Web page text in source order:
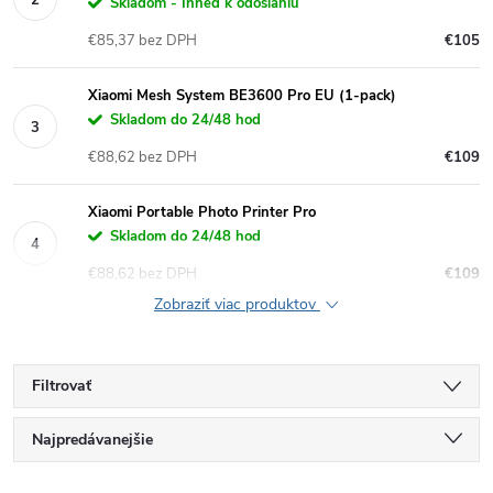
€105
€85,37 bez DPH
Xiaomi Mesh System BE3600 Pro EU (1-pack)
Skladom do 24/48 hod
€109
€88,62 bez DPH
Xiaomi Portable Photo Printer Pro
Skladom do 24/48 hod
€109
€88,62 bez DPH
Zobraziť viac produktov
Filtrovať
R
Najpredávanejšie